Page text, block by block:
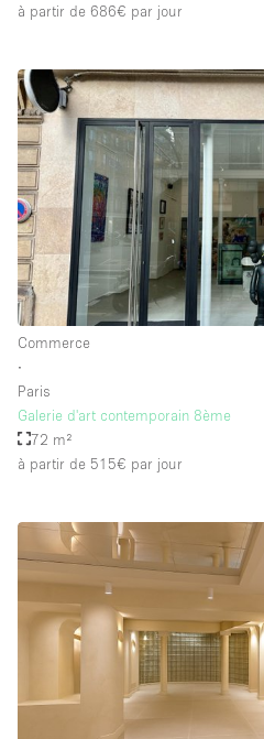
Terrace
Toilettes
Water Access
Éclairage
Électricité
Équipement de bureau
Équipement sonore et vidéo
Étage/accès
Sous-sol
Rez-de-chaussée sur cour
Centre commercial
Rooftop
À l'étage
Autre
à partir de 686€ par jour
Commerce
∙
Paris
Galerie d'art contemporain 8ème
72 m²
à partir de 515€ par jour